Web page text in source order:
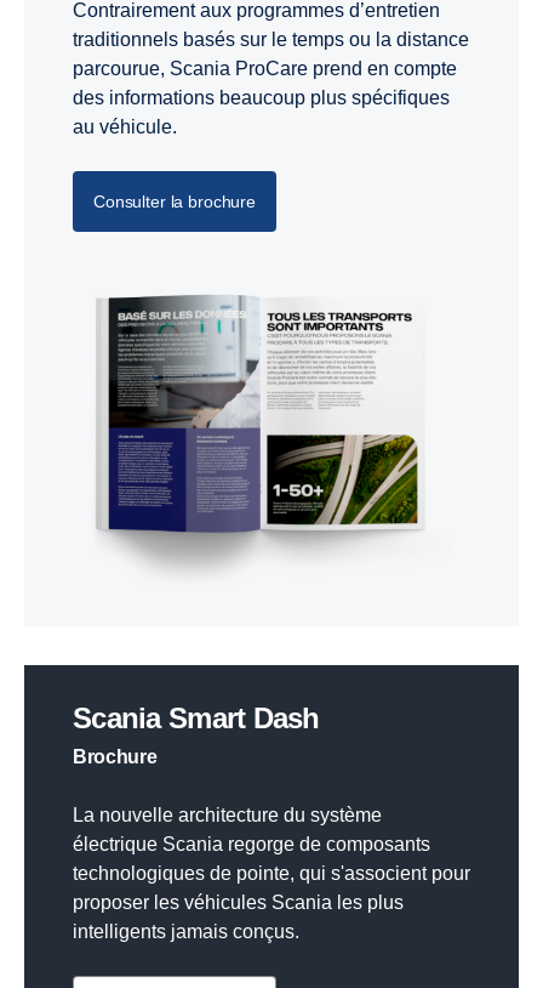
Contrairement aux programmes d’entretien
traditionnels basés sur le temps ou la distance
parcourue, Scania ProCare prend en compte
des informations beaucoup plus spécifiques
au véhicule.
Consulter la brochure
Scania Smart Dash
Brochure
La nouvelle architecture du système
électrique Scania regorge de composants
technologiques de pointe, qui s'associent pour
proposer les véhicules Scania les plus
intelligents jamais conçus.